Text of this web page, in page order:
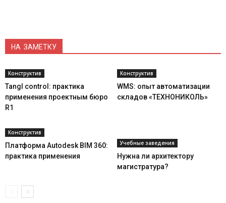
НА ЗАМЕТКУ
Конструктив
Tangl control: практика
применения проектным бюро
R1
Конструктив
WMS: опыт автоматизации
складов «ТЕХНОНИКОЛЬ»
Конструктив
Платформа Autodesk BIM 360:
практика применения
Учебные заведения
Нужна ли архитектору
магистратура?